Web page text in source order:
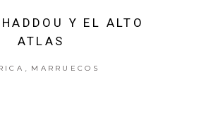
Y EL ALTO
ATLAS
MARRUECOS